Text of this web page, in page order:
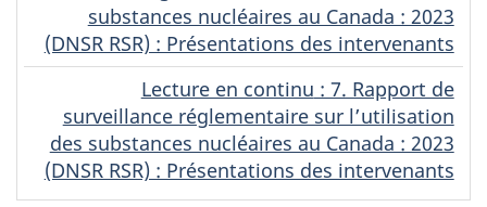
substances nucléaires au Canada : 2023
(DNSR RSR) : Présentations des intervenants
Lecture en continu (Français)
: 7. Rapport de
surveillance réglementaire sur l’utilisation
des substances nucléaires au Canada : 2023
(DNSR RSR) : Présentations des intervenants